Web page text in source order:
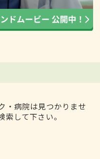
・病院は見つかりませ
して下さい。